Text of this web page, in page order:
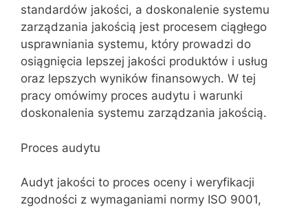
standardów jakości, a doskonalenie systemu
zarządzania jakością jest procesem ciągłego
usprawniania systemu, który prowadzi do
osiągnięcia lepszej jakości produktów i usług
oraz lepszych wyników finansowych. W tej
pracy omówimy proces audytu i warunki
doskonalenia systemu zarządzania jakością.
Proces audytu
Audyt jakości to proces oceny i weryfikacji
zgodności z wymaganiami normy ISO 9001,